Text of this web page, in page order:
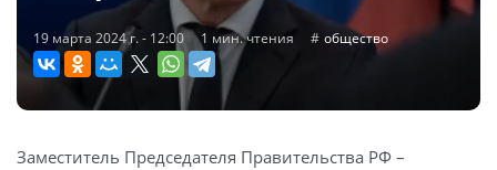
19 марта 2024 г. - 12:00 1 мин. чтения общество
Заместитель Председателя Правительства РФ –